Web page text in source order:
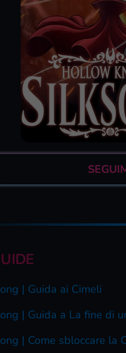
| Guida ai Cimeli
| Guida a La fine di
| Come sbloccare la